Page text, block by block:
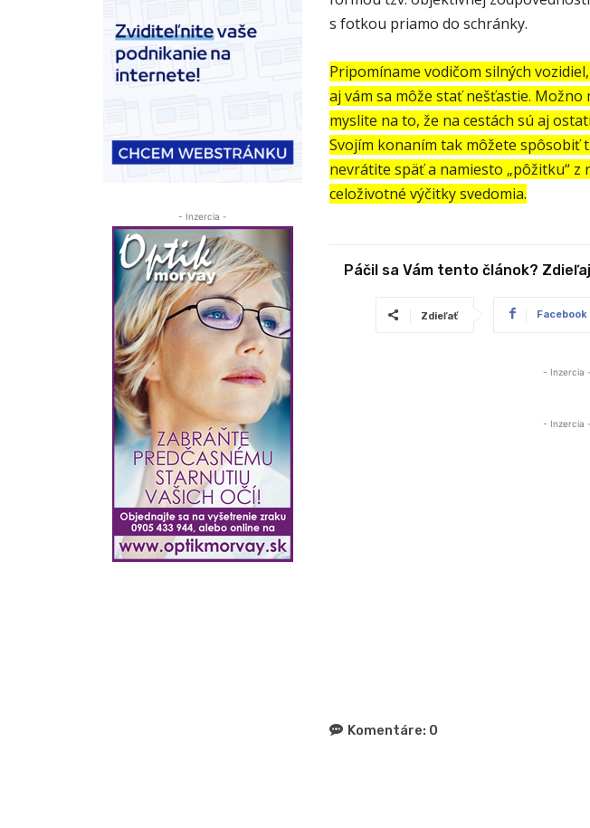
- Inzercia -
s fotkou priamo do schránky.
Pripomíname vodičom silných
aj vám sa môže stať nešťastie.
myslite na to, že na cestách sú aj
Svojím konaním tak môžete spôsobiť
nevrátite späť a namiesto „pôžitku“ z
celoživotné výčitky svedomia.
Páčil sa Vám tento článok?
Zdieľať Facebook
- Inzercia -
- Inzercia -
Komentáre: 0